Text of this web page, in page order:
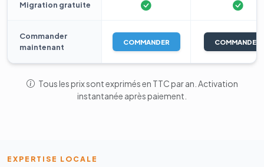
Migration gratuite
Commander
maintenant
COMMANDER COMMANDER
Tous les prix sont exprimés en TTC par an. Activation
instantanée après paiement.
EXPERTISE LOCALE